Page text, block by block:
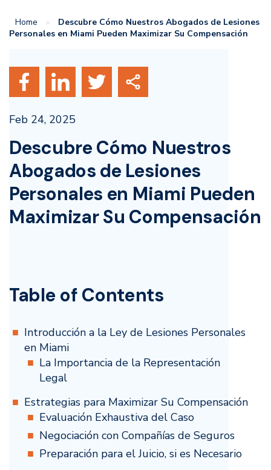
Home »
Descubre Cómo Nuestros Abogados de Lesiones
Personales en Miami Pueden Maximizar Su Compensación
Feb 24, 2025
Descubre Cómo Nuestros
Abogados de Lesiones
Personales en Miami Pueden
Maximizar Su Compensación
Table of Contents
Introducción a la Ley de Lesiones Personales
en Miami
La Importancia de la Representación
Legal
Estrategias para Maximizar Su Compensación
Evaluación Exhaustiva del Caso
Negociación con Compañías de Seguros
Preparación para el Juicio, si es Necesario